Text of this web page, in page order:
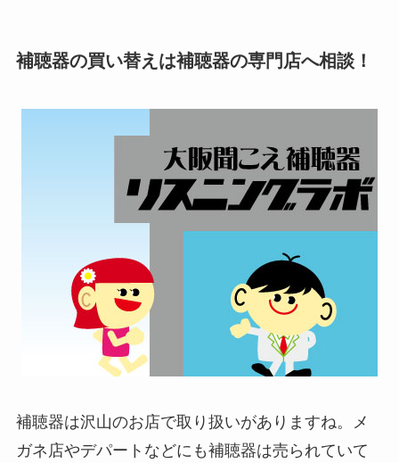
補聴器の買い替えは補聴器の専門店へ相談！
補聴器は沢山のお店で取り扱いがありますね。メ
ガネ店やデパートなどにも補聴器は売られていて